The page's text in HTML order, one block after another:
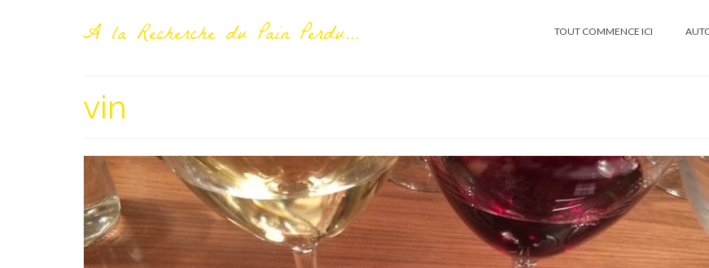
A la Recherche du Pain Perdu... TOUT COMMENCE ICI
vin